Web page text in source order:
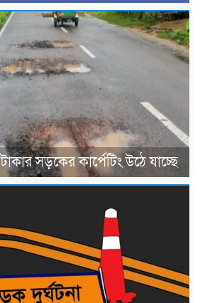
সড়কের কার্পেটিং উঠে যাচ্ছে